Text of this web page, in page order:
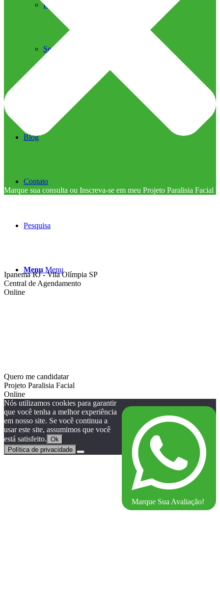
Próteses Faciais
Segurança na Harmonização
Blog
Contato
Pesquisa
Menu Menu
Marque sua consulta ou Inscreva-se em meu Projeto Paralisia Facial
Ipanema RJ - Vila Olímpia SP
Central de Agendamento
Online
Quero me candidatar
Projeto Paralisia Facial
Online
Marque Sua Avaliação!
Nós utilizamos cookies para garantir
que você tenha a melhor experiência
em nosso site. Se você continua a
usar este site, assumimos que você
está satisfeito. Ok
Política de privacidade